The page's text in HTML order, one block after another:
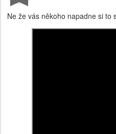
Ne že vás někoho napadne si to